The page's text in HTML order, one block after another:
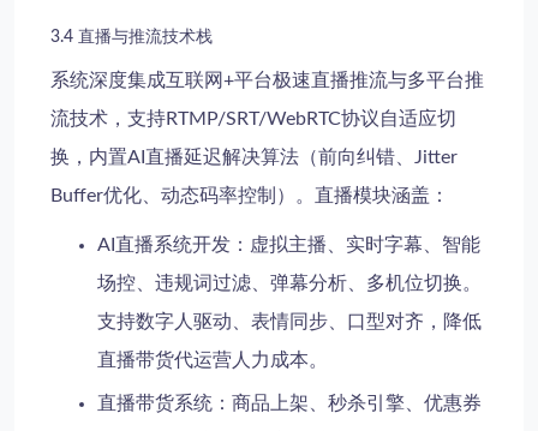
3.4 直播与推流技术栈
系统深度集成互联网+平台极速直播推流与多平台推
流技术 ，支持RTMP/SRT/WebRTC协议自适应切
换，内置AI直播延迟解决算法（前向纠错、Jitter
Buffer优化、动态码率控制）。直播模块涵盖：
AI直播系统开发 ：虚拟主播、实时字幕、智能
场控、违规词过滤、弹幕分析、多机位切换。
支持数字人驱动、表情同步、口型对齐，降低
直播带货代运营 人力成本。
直播带货系统 ：商品上架、秒杀引擎、优惠券